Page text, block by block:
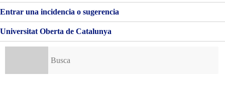
Entrar una incidencia o sugerencia
Universitat Oberta de Catalunya